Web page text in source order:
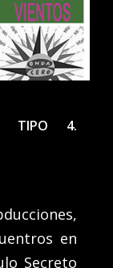
TIPO 4.
en
Secreto